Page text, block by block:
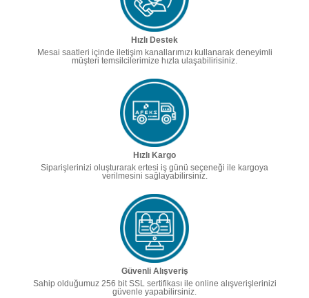
Hızlı Destek
Mesai saatleri içinde iletişim kanallarımızı kullanarak deneyimli
müşteri temsilcilerimize hızla ulaşabilirisiniz.
Hızlı Kargo
Siparişlerinizi oluşturarak ertesi iş günü seçeneği ile kargoya
verilmesini sağlayabilirsiniz.
Güvenli Alışveriş
Sahip olduğumuz 256 bit SSL sertifikası ile online alışverişlerinizi
güvenle yapabilirsiniz.